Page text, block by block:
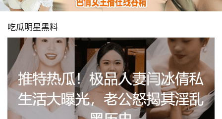
吃瓜明星黑料